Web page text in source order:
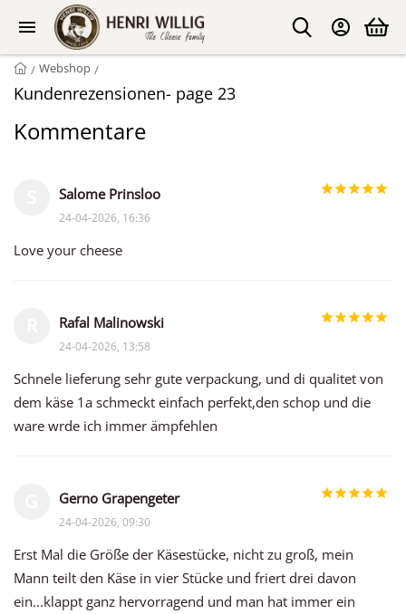
/ Webshop /
Kundenrezensionen- page 23
Kommentare
Salome Prinsloo
24-04-2026, 16:36
Love your cheese
Rafal Malinowski
24-04-2026, 13:58
Schnele lieferung sehr gute verpackung, und di qualitet von
dem käse 1a schmeckt einfach perfekt,den schop und die
ware wrde ich immer ämpfehlen
Gerno Grapengeter
24-04-2026, 09:30
Erst Mal die Größe der Käsestücke, nicht zu groß, mein
Mann teilt den Käse in vier Stücke und friert drei davon
ein...klappt ganz hervorragend und man hat immer ein